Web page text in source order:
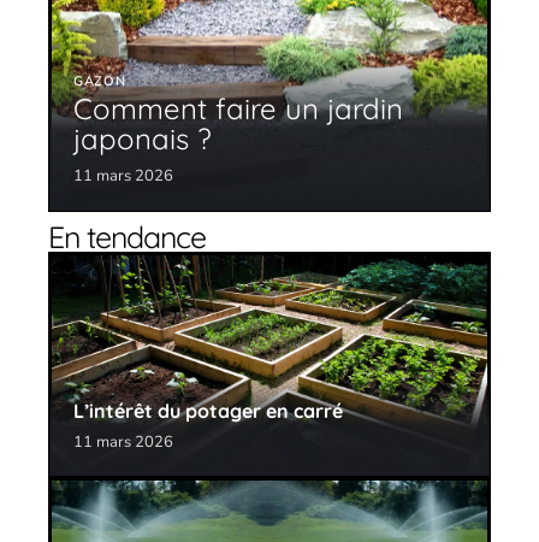
GAZON
Comment faire un jardin
japonais ?
11 mars 2026
En tendance
L’intérêt du potager en carré
11 mars 2026